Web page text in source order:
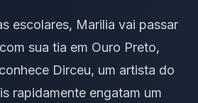
escolares, Marilia vai passar
sua tia em Ouro Preto,
Dirceu, um artista do
rapidamente engatam um